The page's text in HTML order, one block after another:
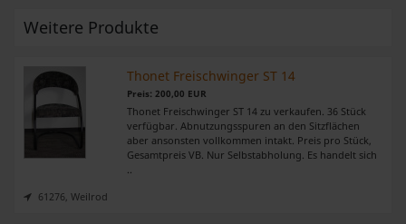
Weitere Produkte
Thonet Freischwinger ST 14
Preis: 200,00 EUR
Thonet Freischwinger ST 14 zu verkaufen. 36 Stück
verfügbar. Abnutzungsspuren an den Sitzflächen
aber ansonsten vollkommen intakt. Preis pro Stück,
Gesamtpreis VB. Nur Selbstabholung. Es handelt sich
61276, Weilrod